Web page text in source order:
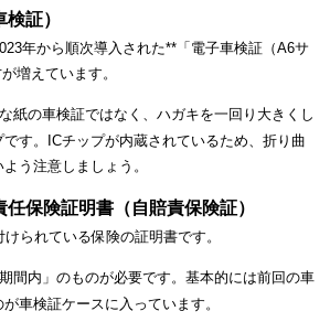
証）
年から順次導入された**「電子車検証（A6サ
増えています。
紙の車検証ではなく、ハガキを一回り大きくし
す。ICチップが内蔵されているため、折り曲
う注意しましょう。
保険証明書（自賠責保険証）
られている保険の証明書です。
間内」のものが必要です。基本的には前回の車
車検証ケースに入っています。